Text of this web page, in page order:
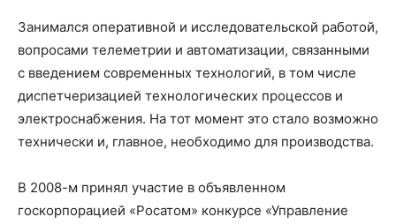
Занимался оперативной и исследовательской работой,
вопросами телеметрии и автоматизации, связанными
с введением современных технологий, в том числе
диспетчеризацией технологических процессов и
электроснабжения. На тот момент это стало возможно
технически и, главное, необходимо для производства.
В 2008-м принял участие в объявленном
госкорпорацией «Росатом» конкурсе «Управление